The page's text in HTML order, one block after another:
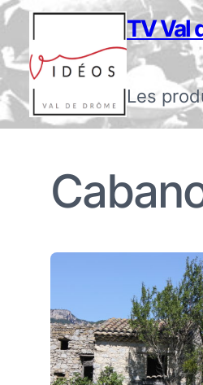
TV Val
Les